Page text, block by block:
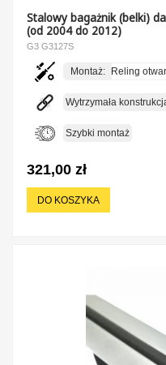
Stalowy bagażnik (belki)
(od 2004 do 2012)
G3 G3127S
Montaż: Reling
Wytrzymała
Szybki montaż
321,00 zł
DO KOSZYKA